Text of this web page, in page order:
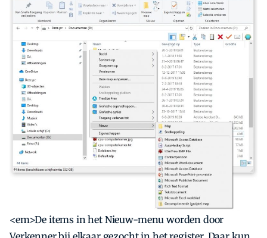
<em>De items in het Nieuw-menu worden door